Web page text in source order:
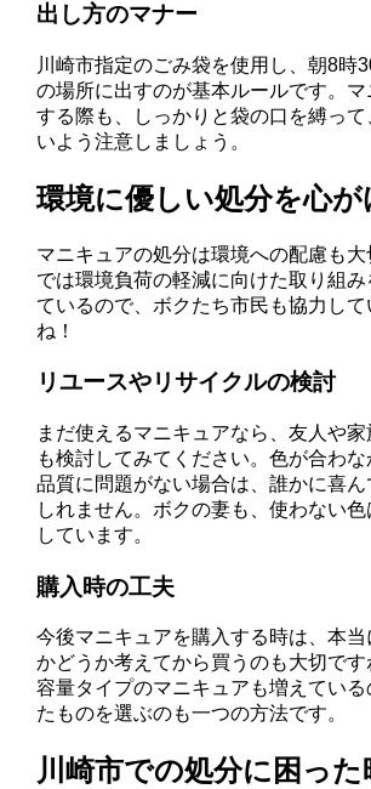
出し方のマナー
川崎市指定のごみ袋を使用し、朝8時
の場所に出すのが基本ルールです。
する際も、しっかりと袋の口を縛っ
いよう注意しましょう。
環境に優しい処分を心が
マニキュアの処分は環境への配慮も
では環境負荷の軽減に向けた取り組
ているので、ボクたち市民も協力し
ね！
リユースやリサイクルの検討
まだ使えるマニキュアなら、友人や家
も検討してみてください。色が合わな
品質に問題がない場合は、誰かに喜ん
しれません。ボクの妻も、使わない色
しています。
購入時の工夫
今後マニキュアを購入する時は、本
かどうか考えてから買うのも大切で
容量タイプのマニキュアも増えている
たものを選ぶのも一つの方法です。
川崎市での処分に困っ